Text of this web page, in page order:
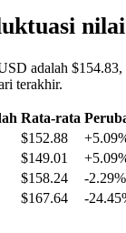
adalah
terakhir.
Rata-rata
$152.88
$149.01
$158.24
-2.29%
$167.64 -